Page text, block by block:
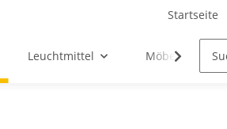
Startseite
Leuchtmittel Möbel-